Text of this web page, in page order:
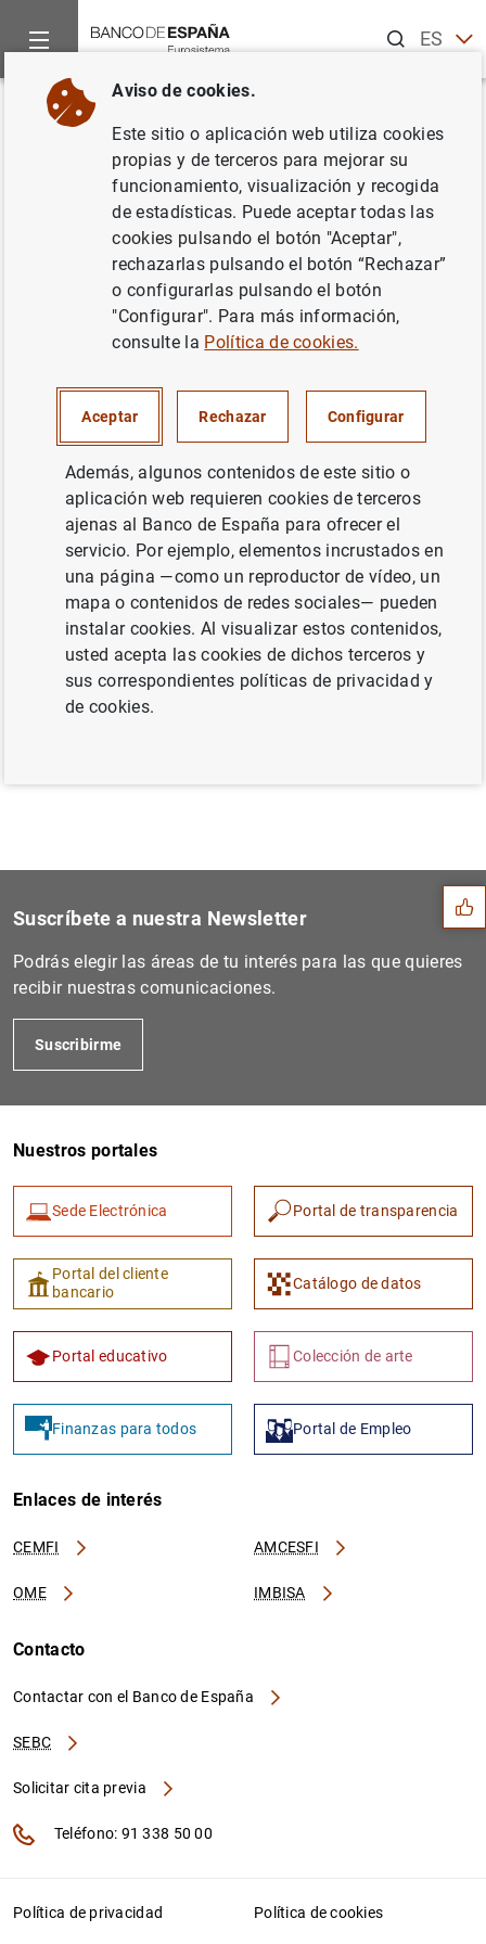
ESEN
Inicio Noticias y eventos
Volver
El BCE informa sobre el
progreso hacia la adopción del
euro de países de la UE
BCE, EUROSISTEMA
El BCE informa sobre el progreso hacia la
adopción del euro de países de la UE (236
KB )
Siguiente
El informe del BCE muestra...
Sugerencias
Suscríbete a nuestra Newsletter
Podrás elegir las áreas de tu interés para las que quieres
recibir nuestras comunicaciones.
Suscribirme
Nuestros portales
Sede Electrónica Portal de transparencia
Portal del cliente
bancario
Catálogo de datos
Portal educativo Colección de arte
Finanzas para todos Portal de Empleo
Enlaces de interés
CEMFI AMCESFI
OME IMBISA
Contacto
Contactar con el Banco de España
SEBC
Solicitar cita previa
Teléfono: 91 338 50 00
Política de privacidad Política de cookies
Aviso de cookies.
Este sitio o aplicación web utiliza cookies
propias y de terceros para mejorar su
funcionamiento, visualización y recogida
de estadísticas. Puede aceptar todas las
cookies pulsando el botón "Aceptar",
rechazarlas pulsando el botón “Rechazar”
o configurarlas pulsando el botón
"Configurar". Para más información,
consulte la Política de cookies.
Aceptar Rechazar Configurar
Además, algunos contenidos de este sitio o
aplicación web requieren cookies de terceros
ajenas al Banco de España para ofrecer el
servicio. Por ejemplo, elementos incrustados en
una página —como un reproductor de vídeo, un
mapa o contenidos de redes sociales— pueden
instalar cookies. Al visualizar estos contenidos,
usted acepta las cookies de dichos terceros y
sus correspondientes políticas de privacidad y
de cookies.